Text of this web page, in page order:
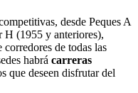
desde Peques A
H (1955 y anteriores),
de todas las
habrá carreras
que deseen disfrutar del